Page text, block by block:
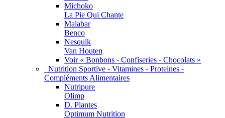
Michoko
La Pie Qui Chante
Malabar
Benco
Nesquik
Van Houten
Voir « Bonbons - Confiseries - Chocolats »
Nutrition Sportive - Vitamines - Proteines -
Compléments Alimentaires
Nutripure
Olimp
D. Plantes
Optimum Nutrition